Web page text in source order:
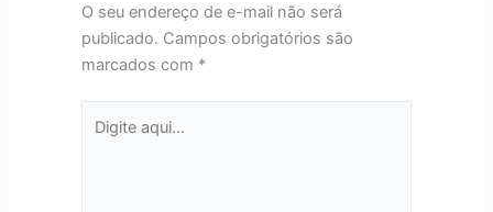
O seu endereço de e-mail não será
publicado. Campos obrigatórios são
marcados com *
aqui...